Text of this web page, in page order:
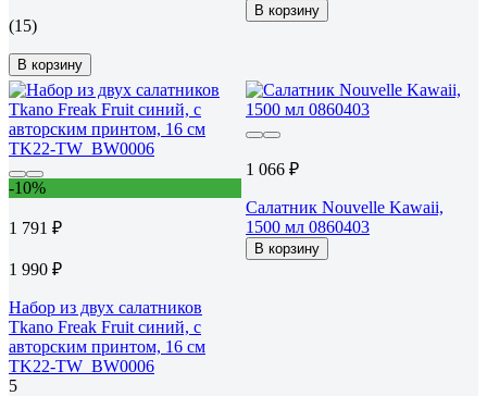
(15)
В корзину
В корзину
-10%
1 791 ₽
1 990 ₽
Набор из двух салатников
Tkano Freak Fruit синий, с
авторским принтом, 16 см
TK22-TW_BW0006
5
1 066 ₽
Салатник Nouvelle Kawaii,
1500 мл 0860403
В корзину